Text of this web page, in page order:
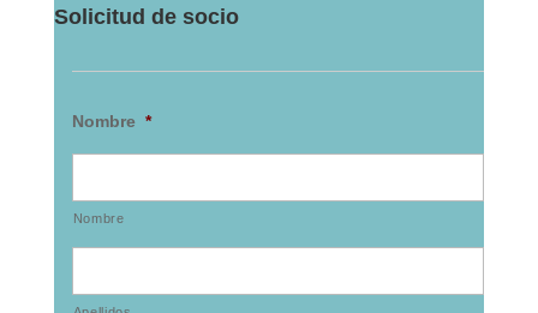
Solicitud de socio
Nombre *
Nombre